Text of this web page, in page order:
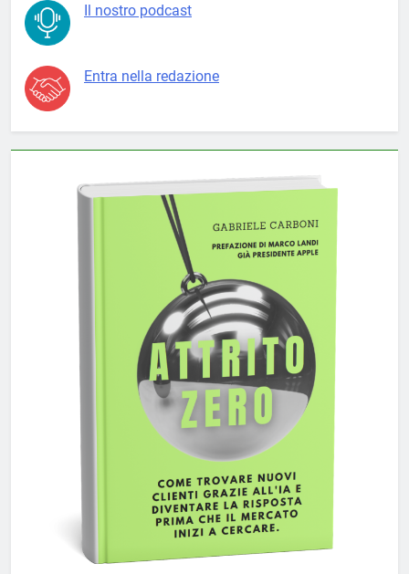
Il nostro podcast
Entra nella redazione